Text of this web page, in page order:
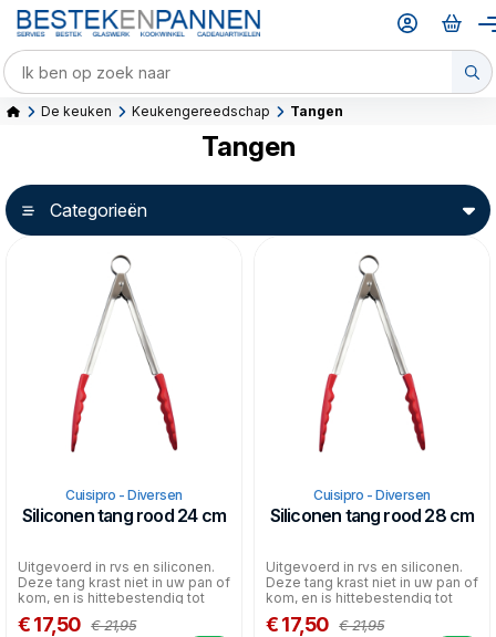
De keuken Keukengereedschap Tangen
Tangen
Categorieën
Cuisipro - Diversen
Siliconen tang rood 24 cm
Uitgevoerd in rvs en siliconen.
Deze tang krast niet in uw pan of
kom, en is hittebestendig tot
300°C...
€ 17,50 € 21,95
Cuisipro - Diversen
Siliconen tang rood 28 cm
Uitgevoerd in rvs en siliconen.
Deze tang krast niet in uw pan of
kom, en is hittebestendig tot
300°C...
€ 17,50 € 21,95